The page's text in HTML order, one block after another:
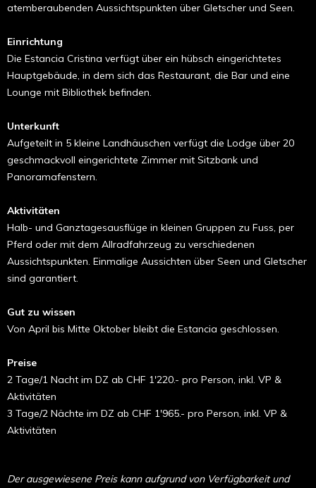
atemberaubenden Aussichtspunkten über Gletscher und Seen.
Einrichtung
Die Estancia Cristina verfügt über ein hübsch eingerichtetes
Hauptgebäude, in dem sich das Restaurant, die Bar und eine
Lounge mit Bibliothek befinden.
Unterkunft
Aufgeteilt in 5 kleine Landhäuschen verfügt die Lodge über 20
geschmackvoll eingerichtete Zimmer mit Sitzbank und
Panoramafenstern.
Aktivitäten
Halb- und Ganztagesausflüge in kleinen Gruppen zu Fuss, per
Pferd oder mit dem Allradfahrzeug zu verschiedenen
Aussichtspunkten. Einmalige Aussichten über Seen und Gletscher
sind garantiert.
Gut zu wissen
Von April bis Mitte Oktober bleibt die Estancia geschlossen.
Preise
2 Tage/1 Nacht im DZ ab CHF 1'220.- pro Person, inkl. VP &
Aktivitäten
3 Tage/2 Nächte im DZ ab CHF 1'965.- pro Person, inkl. VP &
Aktivitäten
Der ausgewiesene Preis kann aufgrund von Verfügbarkeit und